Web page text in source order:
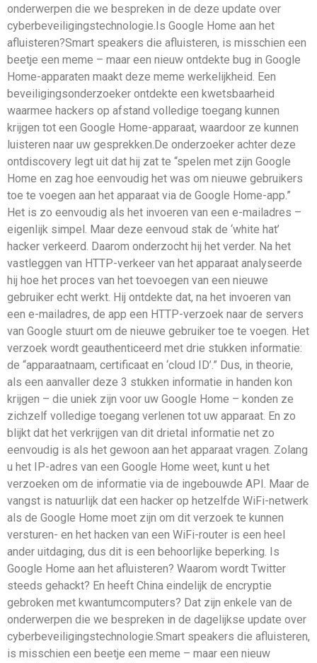
onderwerpen die we bespreken in de deze update over
cyberbeveiligingstechnologie.Is Google Home aan het
afluisteren?Smart speakers die afluisteren, is misschien een
beetje een meme – maar een nieuw ontdekte bug in Google
Home-apparaten maakt deze meme werkelijkheid. Een
beveiligingsonderzoeker ontdekte een kwetsbaarheid
waarmee hackers op afstand volledige toegang kunnen
krijgen tot een Google Home-apparaat, waardoor ze kunnen
luisteren naar uw gesprekken.De onderzoeker achter deze
ontdiscovery legt uit dat hij zat te “spelen met zijn Google
Home en zag hoe eenvoudig het was om nieuwe gebruikers
toe te voegen aan het apparaat via de Google Home-app.”
Het is zo eenvoudig als het invoeren van een e-mailadres –
eigenlijk simpel. Maar deze eenvoud stak de ‘white hat’
hacker verkeerd. Daarom onderzocht hij het verder. Na het
vastleggen van HTTP-verkeer van het apparaat analyseerde
hij hoe het proces van het toevoegen van een nieuwe
gebruiker echt werkt. Hij ontdekte dat, na het invoeren van
een e-mailadres, de app een HTTP-verzoek naar de servers
van Google stuurt om de nieuwe gebruiker toe te voegen. Het
verzoek wordt geauthenticeerd met drie stukken informatie:
de “apparaatnaam, certificaat en ‘cloud ID’.” Dus, in theorie,
als een aanvaller deze 3 stukken informatie in handen kon
krijgen – die uniek zijn voor uw Google Home – konden ze
zichzelf volledige toegang verlenen tot uw apparaat. En zo
blijkt dat het verkrijgen van dit drietal informatie net zo
eenvoudig is als het gewoon aan het apparaat vragen. Zolang
u het IP-adres van een Google Home weet, kunt u het
verzoeken om de informatie via de ingebouwde API. Maar de
vangst is natuurlijk dat een hacker op hetzelfde WiFi-netwerk
als de Google Home moet zijn om dit verzoek te kunnen
versturen- en het hacken van een WiFi-router is een heel
ander uitdaging, dus dit is een behoorlijke beperking. Is
Google Home aan het afluisteren? Waarom wordt Twitter
steeds gehackt? En heeft China eindelijk de encryptie
gebroken met kwantumcomputers? Dat zijn enkele van de
onderwerpen die we bespreken in de dagelijkse update over
cyberbeveiligingstechnologie.Smart speakers die afluisteren,
is misschien een beetje een meme – maar een nieuw